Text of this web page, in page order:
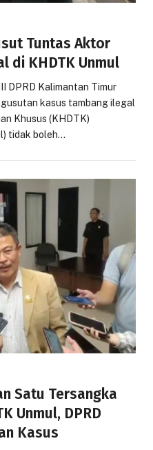
Tuntas Aktor
di KHDTK Unmul
DPRD Kalimantan Timur
kasus tambang ilegal
Khusus (KHDTK)
tidak boleh…
Satu Tersangka
Unmul, DPRD
Kasus